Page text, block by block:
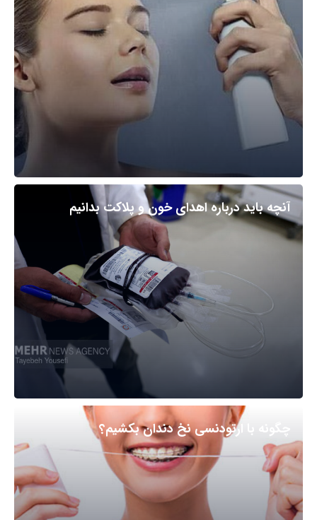
آنچه باید درباره اهدای خون و پلاکت بدانیم
چگونه با ارتودنسی نخ دندان بکشیم؟